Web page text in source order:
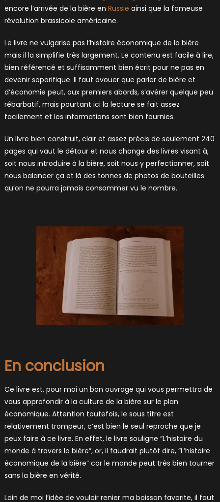
encore l’arrivée de la bière en Russie ainsi que la fameuse
révolution brassicole américaine.
Le livre ne vulgarise pas l’histoire économique de la bière
mais il la simplifie très largement. Le contenu est facile à lire,
bien référencé et suffisamment bien écrit pour ne pas en
devenir soporifique. Il faut avouer que parler de bière et
d’économie peut, aux premiers abords, s’avérer quelque peu
rébarbatif, mais pourtant ici la lecture se fait assez
facilement et les informations sont bien fournies.
Un livre bien construit, clair et assez précis de seulement 240
pages qui vaut le détour et nous change des livres visant à,
soit nous introduire à la bière, soit nous y perfectionner, soit
nous balancer ça et là des tonnes de photos de bouteilles
qu’on ne pourra jamais consommer vu le nombre.
En conclusion
Ce livre est, pour moi un bon ouvrage qui vous permettra de
vous approfondir à la culture de la bière sur le plan
économique. Attention toutefois, le sous titre est
relativement trompeur, c’est bien le seul reproche que je
peux faire à ce livre. En effet, le livre souligne “L’histoire du
monde à travers la bière”, or, il faudrait plutôt dire, “L’histoire
économique de la bière” car le monde peut très bien tourner
sans la bière en vérité.
Loin de moi l’idée de vouloir renier ma boisson favorite, il faut